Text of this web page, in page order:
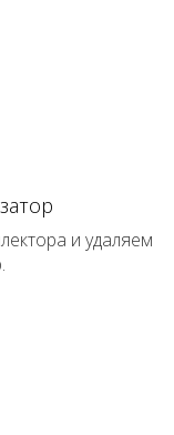
и удаляем